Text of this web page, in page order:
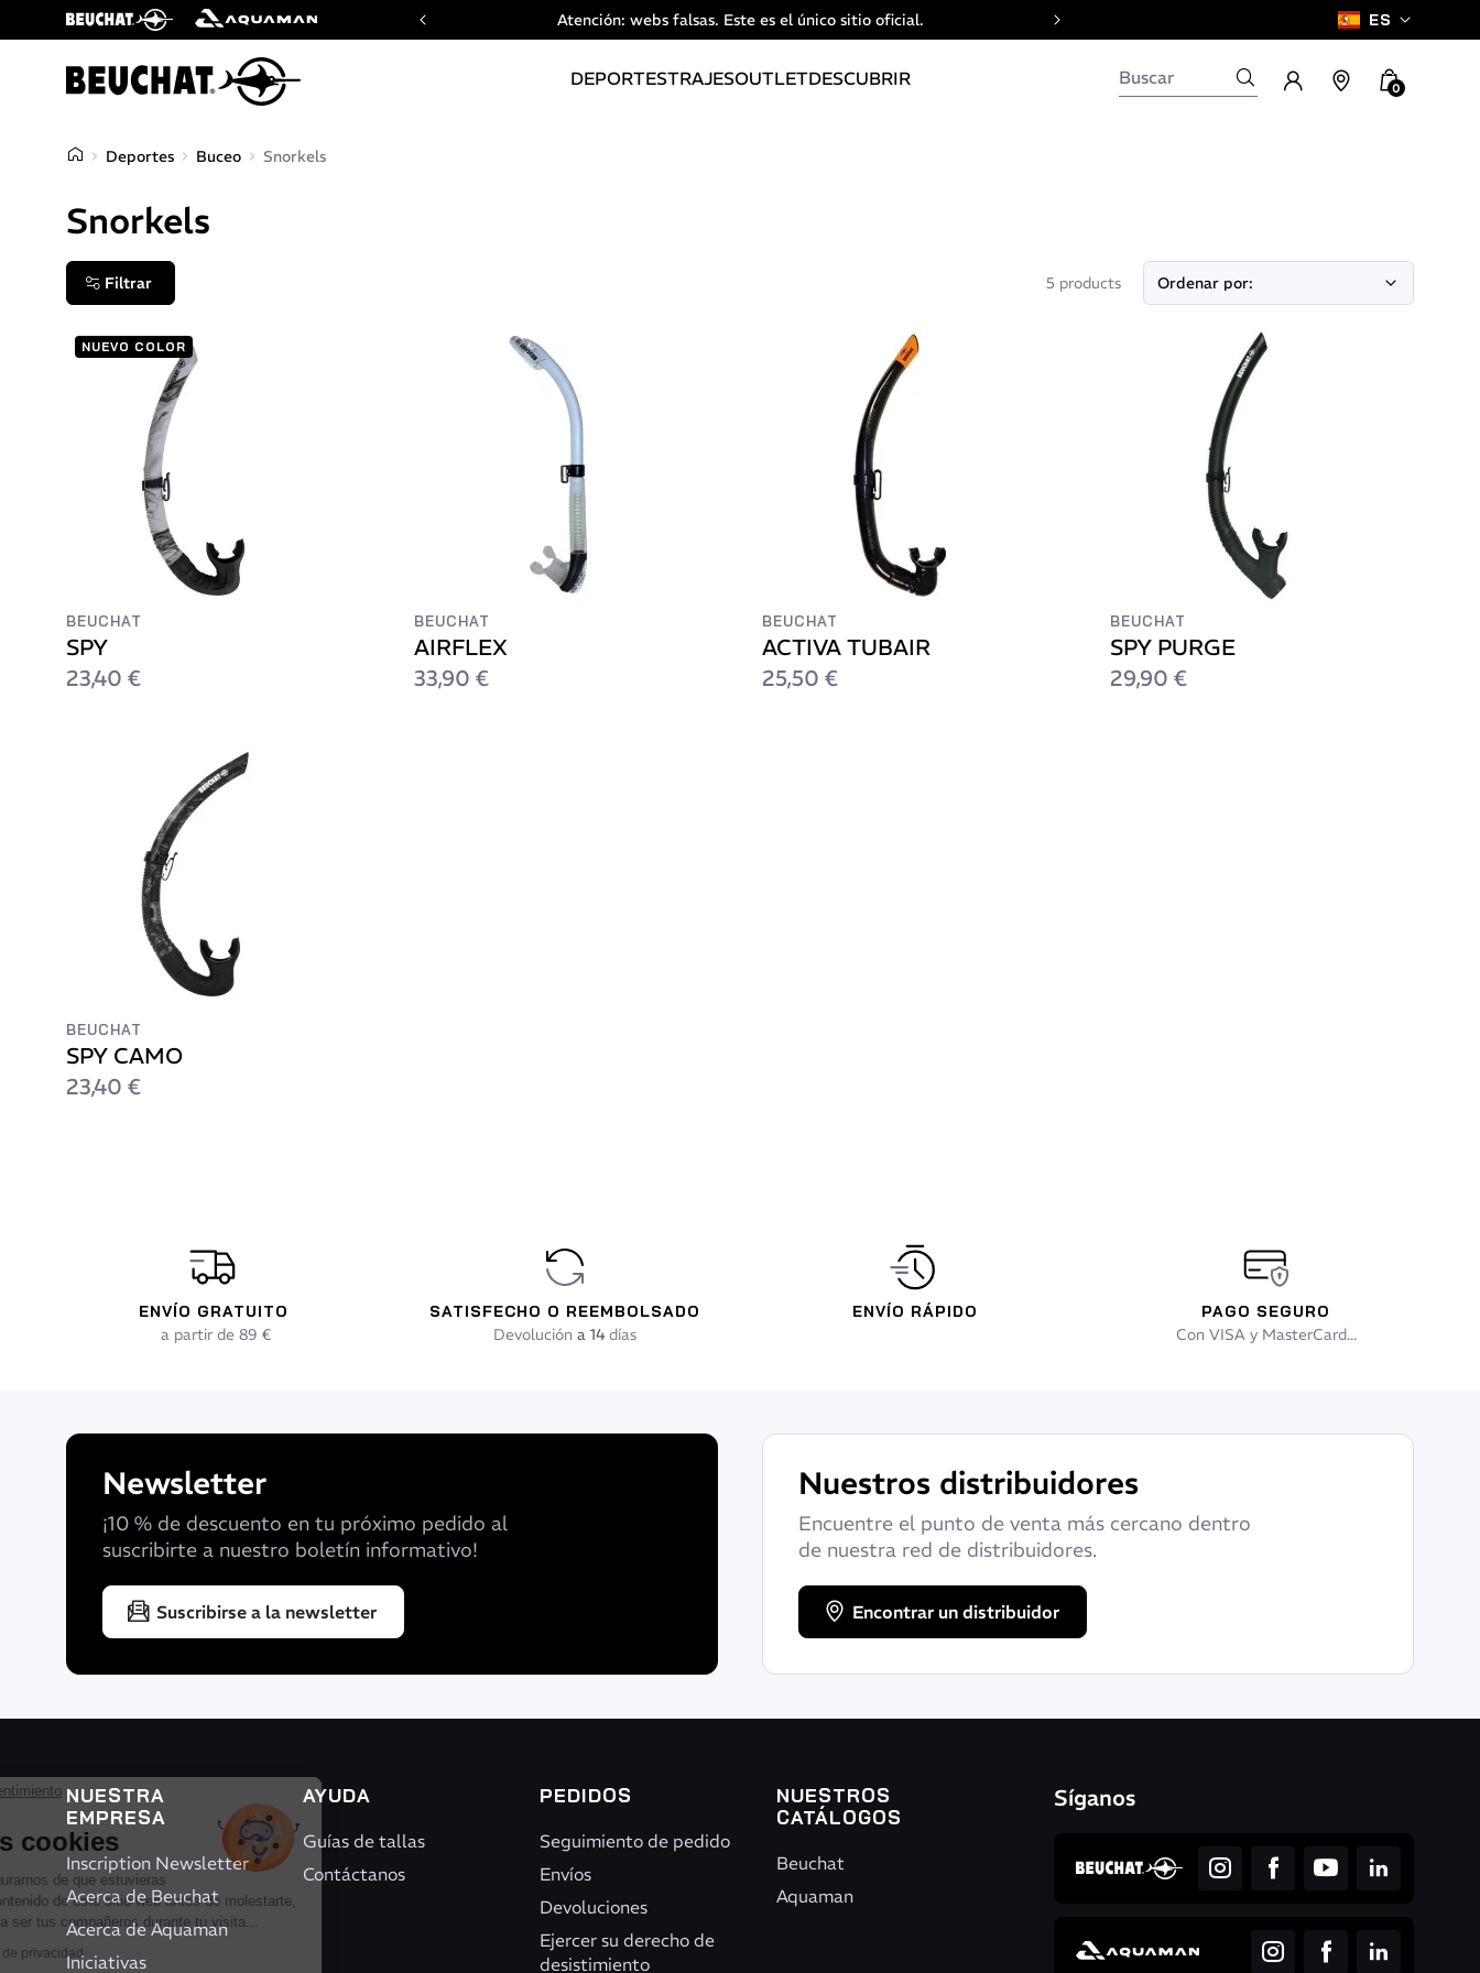
Continúa sin consentimiento
¡Hola!
Somos las cookies
Esperamos a asegurarnos de que estuvieras
interesado en el contenido de este sitio web antes de molestarte,
pero nos encantaría ser tus compañeros durante tu visita...
Lee nuestra política de privacidad
de las marcas Beuchat y Aquaman Atención: webs falsas. Este es el único sitio oficial. ES
DEPORTESTRAJESOUTLETDESCUBRIR 0
Deportes Buceo Snorkels
Snorkels
Filtrar 5 products
NUEVO COLOR
BEUCHAT
SPY
23,40 €
BEUCHAT
AIRFLEX
33,90 €
BEUCHAT
ACTIVA TUBAIR
25,50 €
BEUCHAT
SPY PURGE
29,90 €
BEUCHAT
SPY CAMO
23,40 €
ENVÍO GRATUITO
a partir de 89 €
SATISFECHO O REEMBOLSADO
Devolución a 14 días
ENVÍO RÁPIDO
PAGO SEGURO
Con VISA y MasterCard...
Newsletter
¡10 % de descuento en tu próximo pedido al
suscribirte a nuestro boletín informativo!
Suscribirse a la newsletter
Nuestros distribuidores
Encuentre el punto de venta más cercano dentro
de nuestra red de distribuidores.
Encontrar un distribuidor
NUESTRA
EMPRESA
Inscription Newsletter
Acerca de Beuchat
Acerca de Aquaman
Iniciativas
AYUDA
Guías de tallas
Contáctanos
PEDIDOS
Seguimiento de pedido
Envíos
Devoluciones
Ejercer su derecho de
desistimiento
NUESTROS
CATÁLOGOS
Beuchat
Aquaman
Síganos